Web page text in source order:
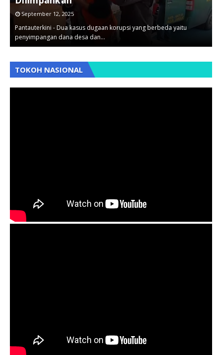
September 12, 2025
Pantauterkini - Dua kasus dugaan korupsi yang berbeda yaitu
penyimpangan dana desa dan…
TOKOH NASIONAL